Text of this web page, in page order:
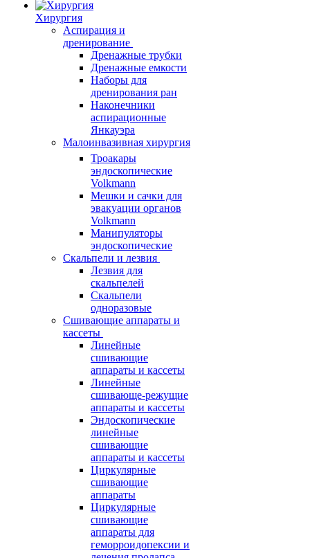
Хирургия
Аспирация и
дренирование
Дренажные трубки
Дренажные емкости
Наборы для
дренирования ран
Наконечники
аспирационные
Янкауэра
Малоинвазивная хирургия
Троакары
эндоскопические
Volkmann
Мешки и сачки для
эвакуации органов
Volkmann
Манипуляторы
эндоскопические
Скальпели и лезвия
Лезвия для
скальпелей
Скальпели
одноразовые
Сшивающие аппараты и
кассеты
Линейные
сшивающие
аппараты и кассеты
Линейные
сшивающе-режущие
аппараты и кассеты
Эндоскопические
линейные
сшивающие
аппараты и кассеты
Циркулярные
сшивающие
аппараты
Циркулярные
сшивающие
аппараты для
геморроидопексии и